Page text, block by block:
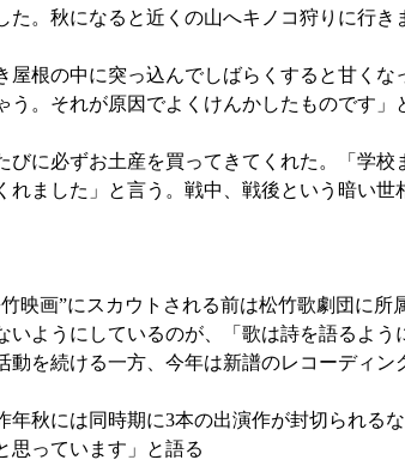
。秋になると近くの山へキノコ狩りに行き
根の中に突っ込んでしばらくすると甘くな
。それが原因でよくけんかしたものです」
に必ずお土産を買ってきてくれた。「学校
ました」と言う。戦中、戦後という暗い
画”にスカウトされる前は松竹歌劇団に所
ようにしているのが、「歌は詩を語るよ
を続ける一方、今年は新譜のレコーディン
秋には同時期に3本の出演作が封切られる
思っています」と語る